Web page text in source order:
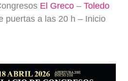
El Greco –Toledo
puertas a las 20 h – Inicio